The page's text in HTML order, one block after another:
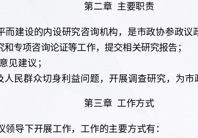
第二章 主要职责
建设的内设研究咨询机构，是市政协参政
专项咨询论证等工作，提交相关研究报告；
见建议；
人民群众切身利益问题，开展调查研究，为
第三章 工作方式
导下开展工作，工作的主要方式有：